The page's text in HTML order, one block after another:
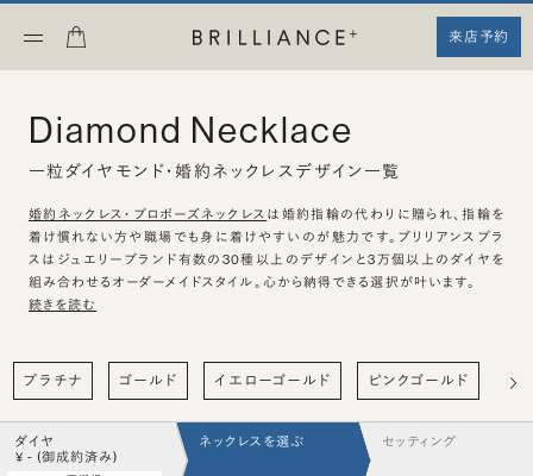
来店予約
Diamond Necklace
一粒ダイヤモンド・婚約ネックレスデザイン一覧
婚約ネックレス・プロポーズネックレス は婚約指輪の代わりに贈られ、指輪を
着け慣れない方や職場でも身に着けやすいのが魅力です。ブリリアンスプラ
スはジュエリーブランド有数の30種以上のデザインと3万個以上のダイヤを
組み合わせるオーダーメイドスタイル。心から納得できる選択が叶います。
続きを読む
プラチナ ゴールド イエローゴールド ピンクゴールド ハ
ダイヤ
¥ - (御成約済み)
ネックレスを選ぶ セッティング